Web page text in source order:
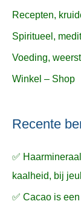
Recepten,
Spiritueel,
Voeding,
Winkel – Shop
Recente
✅
kaalheid, bij
✅ Cacao is